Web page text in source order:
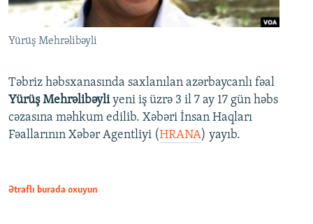
Yürüş Mehrəlibəyli
Təbriz həbsxanasında saxlanılan azərbaycanlı fəal
Yürüş Mehrəlibəyliyeni iş üzrə 3 il 7 ay 17 gün həbs
cəzasına məhkum edilib. Xəbəri İnsan Haqları
Fəallarının Xəbər Agentliyi (HRANA) yayıb.
Ətraflı burada oxuyun